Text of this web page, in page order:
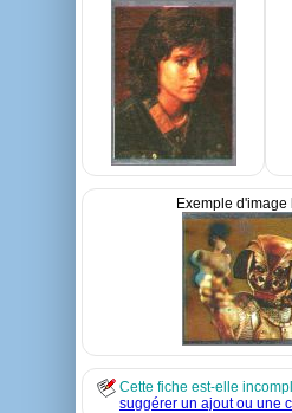
Exemple d'image
Cette fiche est-elle
suggérer un ajout ou une